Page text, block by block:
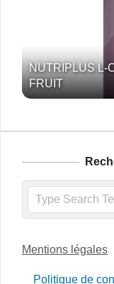
NUTRIPLUS L-
FRUIT
Search
Mentions légales
Politique de